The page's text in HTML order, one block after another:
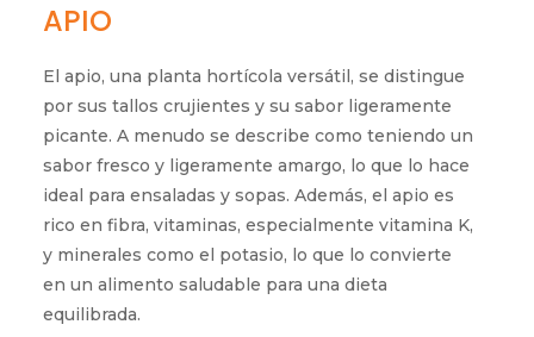
APIO
El apio, una planta hortícola versátil, se distingue
por sus tallos crujientes y su sabor ligeramente
picante. A menudo se describe como teniendo un
sabor fresco y ligeramente amargo, lo que lo hace
ideal para ensaladas y sopas. Además, el apio es
rico en fibra, vitaminas, especialmente vitamina K,
y minerales como el potasio, lo que lo convierte
en un alimento saludable para una dieta
equilibrada.